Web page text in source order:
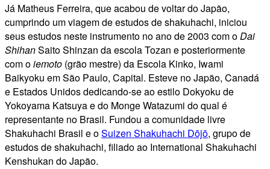
Já Matheus Ferreira, que acabou de voltar do Japão,
cumprindo um viagem de estudos de shakuhachi, iniciou
seus estudos neste instrumento no ano de 2003 com oDai
ShihanSaito Shinzan da escola Tozan e posteriormente
com oiemoto (grão mestre) da Escola Kinko, Iwami
Baikyoku em São Paulo, Capital. Esteve no Japão, Canadá
e Estados Unidos dedicando-se ao estilo Dokyoku de
Yokoyama Katsuya e do Monge Watazumi do qual é
representante no Brasil. Fundou a comunidade livre
Shakuhachi Brasil e oSuizen Shakuhachi Dōjō, grupo de
estudos de shakuhachi, filiado ao International Shakuhachi
Kenshukan do Japão.